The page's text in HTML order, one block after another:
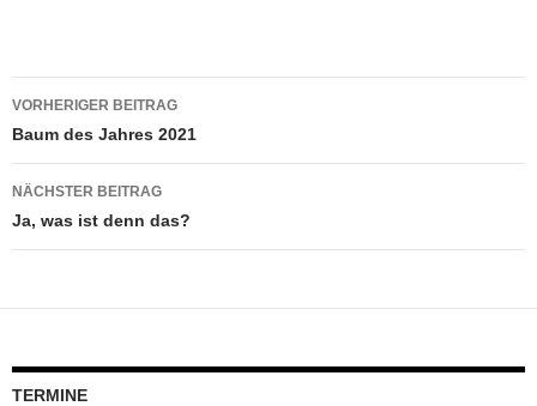
Beitragsnavigation
VORHERIGER BEITRAG
Baum des Jahres 2021
NÄCHSTER BEITRAG
Ja, was ist denn das?
TERMINE